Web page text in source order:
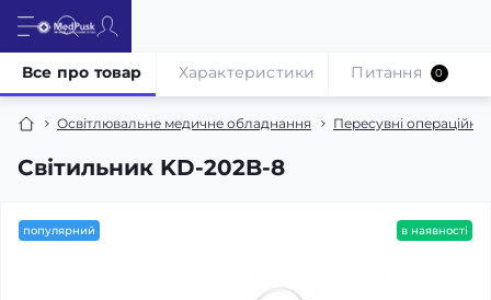
Освітлювальне медичне обладнання Пересувні операційні
Світильник KD-202B-8
Все про товар Характеристики Питання 0
популярний в наявності